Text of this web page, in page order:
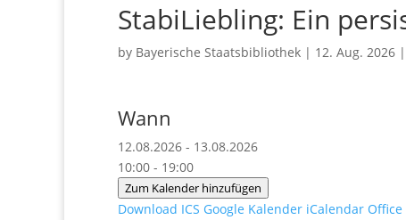
StabiLiebling: Ein
by Bayerische Staatsbibliothek | 12. Aug. 2026 |
Wann
12.08.2026 - 13.08.2026
10:00 - 19:00
Zum Kalender hinzufügen
Download ICS Google Kalender iCalendar Office